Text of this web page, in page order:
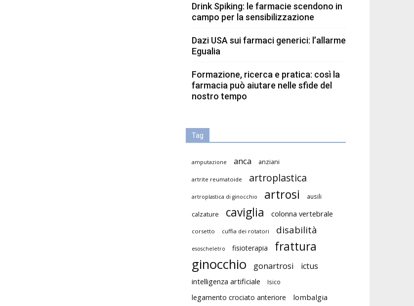
Drink Spiking: le farmacie scendono in
campo per la sensibilizzazione
Dazi USA sui farmaci generici: l’allarme
Egualia
Formazione, ricerca e pratica: così la
farmacia può aiutare nelle sfide del
nostro tempo
Tag
amputazione anca anziani
artrite reumatoide artroplastica
artroplastica di ginocchio artrosi ausili
calzature caviglia colonna vertebrale
corsetto cuffia dei rotatori disabilità
esoscheletro fisioterapia frattura
ginocchio gonartrosi ictus
intelligenza artificiale Isico
legamento crociato anteriore lombalgia